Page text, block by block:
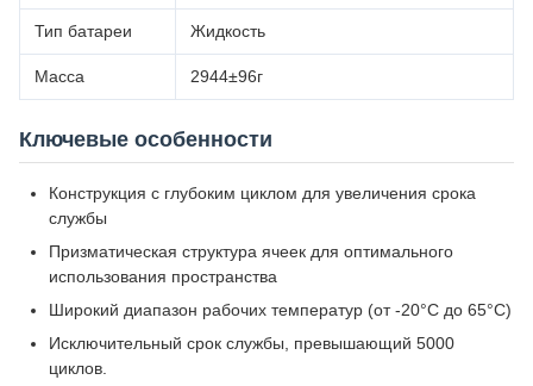
Тип батареи Жидкость
Масса 2944±96г
Ключевые особенности
Конструкция с глубоким циклом для увеличения срока
службы
Призматическая структура ячеек для оптимального
использования пространства
Широкий диапазон рабочих температур (от -20°C до 65°C)
Исключительный срок службы, превышающий 5000
циклов.